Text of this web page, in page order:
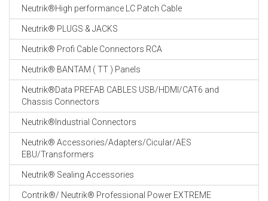
GE-ASSEMBLEERDE
19" RACKS
EN
TOEBEHOREN
CABLE EQUIPEMENTS
Neutrik®High performance LC Patch Cable
Neutrik® PLUGS & JACKS
Neutrik® Profi Cable Connectors RCA
Neutrik® BANTAM ( TT ) Panels
Neutrik®Data PREFAB CABLES USB/HDMI/CAT6 and
Chassis Connectors
Neutrik®Industrial Connectors
Neutrik® Accessories/Adapters/Cicular/AES
EBU/Transformers
Neutrik® Sealing Accessories
Contrik®/ Neutrik® Professional Power EXTREME